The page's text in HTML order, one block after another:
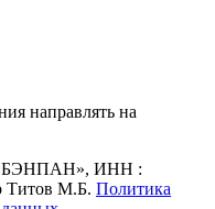
направлять на
«БЭНПАН», ИНН :
Титов М.Б. Политика